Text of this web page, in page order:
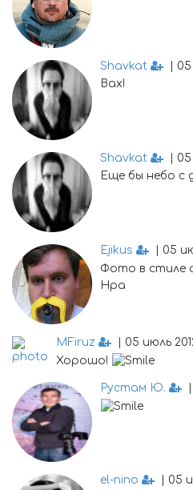
Shavkat
| 05
Вах!
Shavkat
| 05
Еще бы небо с
Ejikus
| 05
Фото в стиле
Нра
MFiruz
| 05 июль
Хорошо!
Рустам Ю. |
el-nino | 05